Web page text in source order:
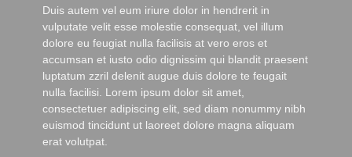
Duis autem vel eum iriure dolor in hendrerit in
vulputate velit esse molestie consequat, vel illum
dolore eu feugiat nulla facilisis at vero eros et
accumsan et iusto odio dignissim qui blandit praesent
luptatum zzril delenit augue duis dolore te feugait
nulla facilisi. Lorem ipsum dolor sit amet,
consectetuer adipiscing elit, sed diam nonummy nibh
euismod tincidunt ut laoreet dolore magna aliquam
erat volutpat.